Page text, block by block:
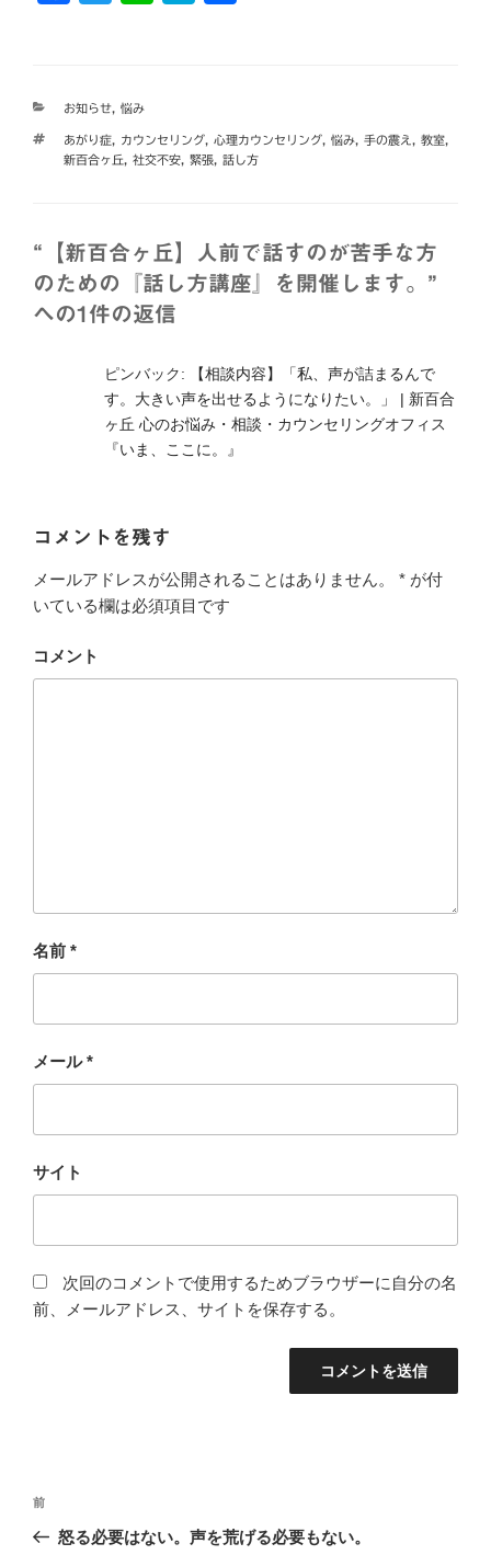
b
o
t
e
a
カ
ゴ
リ
お知らせ, 悩み
タ
グ
あがり症, カウンセリング, 心理カウンセリング, 悩み, 手の震え 教室,
新百合ヶ丘
社交不安, 緊張, 話し方
“【新百合ヶ丘】人前で話すのが苦手な方
のための『話し方講座』を開催します。”
への1件の返信
ピンバック:
【相談内容】「私、声が詰まるんで
す。大きい声を出せるようになりたい。」 | 新百合
ヶ丘 心のお悩み・相談・カウンセリングオフィス
『いま、ここに。』
コメントを残す
メールアドレスが公開されることはありません。 * が付
いている欄は必須項目です
コメント
名前 *
メール*
サイト
次回のコメントで使用するためブラウザーに自分の名
前、メールアドレス、サイトを保存する。
投
過
去
前
怒る必要はない。声を荒げる必要もない。